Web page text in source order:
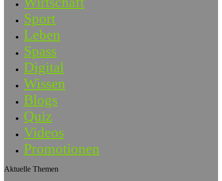
Sport
Leben
Spass
Digital
Wissen
Blogs
Quiz
Videos
Promotionen
Aktuelle Themen